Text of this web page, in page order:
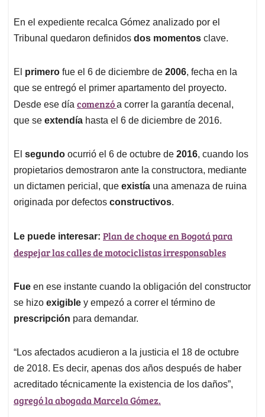
En el expediente recalca Gómez analizado por el
Tribunal quedaron definidos dos momentos clave.
El primero fue el 6 de diciembre de 2006, fecha en la
que se entregó el primer apartamento del proyecto.
Desde ese día comenzóa correr la garantía decenal,
que se extendía hasta el 6 de diciembre de 2016.
El segundo ocurrió el 6 de octubre de 2016, cuando los
propietarios demostraron ante la constructora, mediante
un dictamen pericial, que existía una amenaza de ruina
originada por defectos constructivos.
Le puede interesar: Plan de choque en Bogotá para
despejar las calles de motociclistas irresponsables
Fue en ese instante cuando la obligación del constructor
se hizo exigible y empezó a correr el término de
prescripción para demandar.
“Los afectados acudieron a la justicia el 18 de octubre
de 2018. Es decir, apenas dos años después de haber
acreditado técnicamente la existencia de los daños”,
agregó la abogada Marcela Gómez.